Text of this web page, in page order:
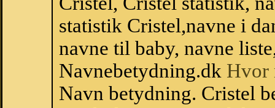
statistik Cristel,navne i
navne til baby, navne
Navnebetydning.dk Hvor
Navn betydning. Cristel